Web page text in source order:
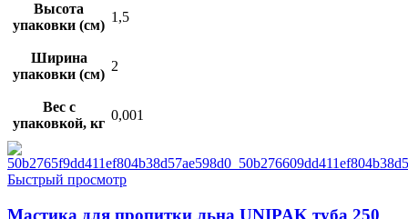
Высота
упаковки (см)
1,5
Ширина
упаковки (см)
2
Вес с
упаковкой, кг
0,001
Быстрый просмотр
Мастика для пропитки льна UNIPAK туба 250